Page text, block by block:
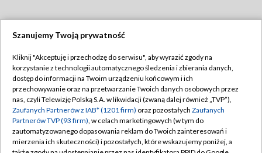
TVP
Abonament TVP
Emisja w TVP
Centrum informacji TVP
Naziemna Telewizja Cyfrowa
Regulamin TVP
Polityka prywatności
Moje zgody
Pomoc
Szanujemy Twoją prywatność
Kliknij "Akceptuję i przechodzę do serwisu", aby wyrazić zgody na
korzystanie z technologii automatycznego śledzenia i zbierania danych,
dostęp do informacji na Twoim urządzeniu końcowym i ich
przechowywanie oraz na przetwarzanie Twoich danych osobowych przez
nas, czyli Telewizję Polską S.A. w likwidacji (zwaną dalej również „TVP”),
Zaufanych Partnerów z IAB* (1201 firm) oraz pozostałych Zaufanych
Partnerów TVP (93 firm), w celach marketingowych (w tym do
zautomatyzowanego dopasowania reklam do Twoich zainteresowań i
mierzenia ich skuteczności) i pozostałych, które wskazujemy poniżej, a